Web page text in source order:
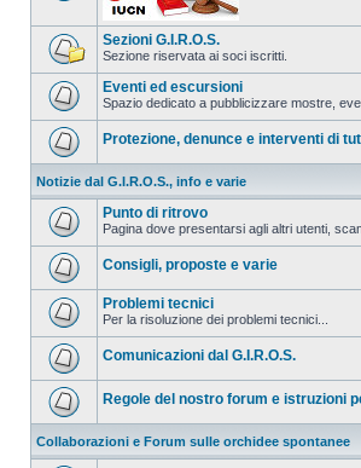
Sezioni G.I.R.O.S.
Sezione riservata ai soci iscritti.
Eventi ed escursioni
Spazio dedicato a pubblicizzare mostre,
Protezione, denunce e interventi di
Notizie dal G.I.R.O.S., info e varie
Punto di ritrovo
Pagina dove presentarsi agli altri utenti,
Consigli, proposte e varie
Problemi tecnici
Per la risoluzione dei problemi tecnici...
Comunicazioni dal G.I.R.O.S.
Regole del nostro forum e istruzioni
Collaborazioni e Forum sulle orchidee spontanee